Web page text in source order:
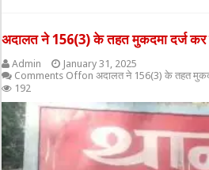
अदालत ने 156(3) के तहत मुकदमा दर्ज कर
Admin
January 31, 2025
Comments Offon अदालत ने 156(3) के तहत
192